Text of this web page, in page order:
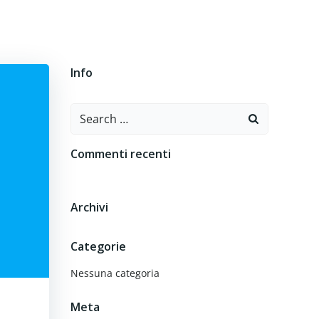
Info
Search
Commenti recenti
Archivi
Categorie
Nessuna categoria
Meta